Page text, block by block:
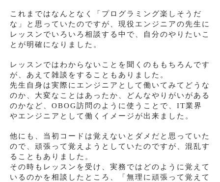
これまではなんとなく「プログラミング楽しそうだ
な」と思っていたのですが、現役エンジニアの先生に
レッスンでいろいろ相談する中で、自分のやりたいこ
とが明確になりました。
レッスンではわからないことを聞くのももちろんです
が、あえて雑談をすることもありました。
先生自身は実際にエンジニアとして働いてみてどうな
のか、大変なことはあったか、どんなやりがいがある
のかなど、OBOG訪問のように使うことで、IT業界
やエンジニアとして働くイメージが出来ました。
他にも、当初コードは覚えないとダメだと思っていた
ので、頑張って覚えようとしていたのですが、混乱す
ることもありました。
その時もレッスンを受け、実務ではどのように覚えて
いるのかを相談したところ、「無理に頑張って覚えて